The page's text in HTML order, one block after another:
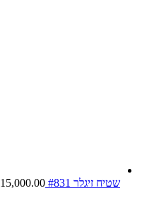
שטיח זיגלר #831 15,000.00